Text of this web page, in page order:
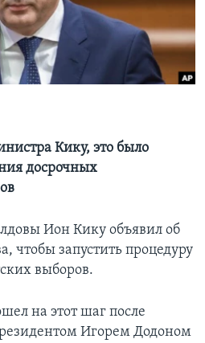
Кику, это было
досрочных
Ион Кику объявил об
чтобы запустить процедуру
выборов.
на этот шаг после
Игорем Додоном